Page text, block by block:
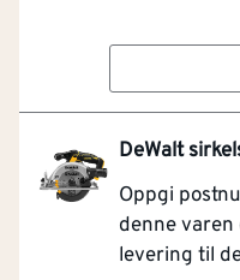
DeWalt
Oppgi
denne
levering til